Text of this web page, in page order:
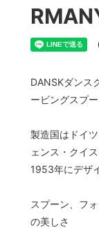
DANSKダンス
ービングスプ
製造国はドイ
ェンス・クイス
1953年にデザ
スプーン、フ
の美しさ